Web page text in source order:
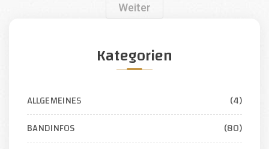
Weiter
Kategorien
ALLGEMEINES
(4)
BANDINFOS
(80)